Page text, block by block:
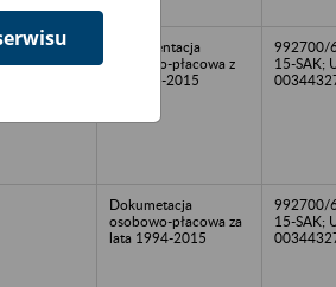
Dokumentacja
osobowo-płacowa z
lat 1991-2015
992700/
15-SAK;
Dokumetacja
osobowo-płacowa za
lata 1994-2015
992700/
15-SAK;